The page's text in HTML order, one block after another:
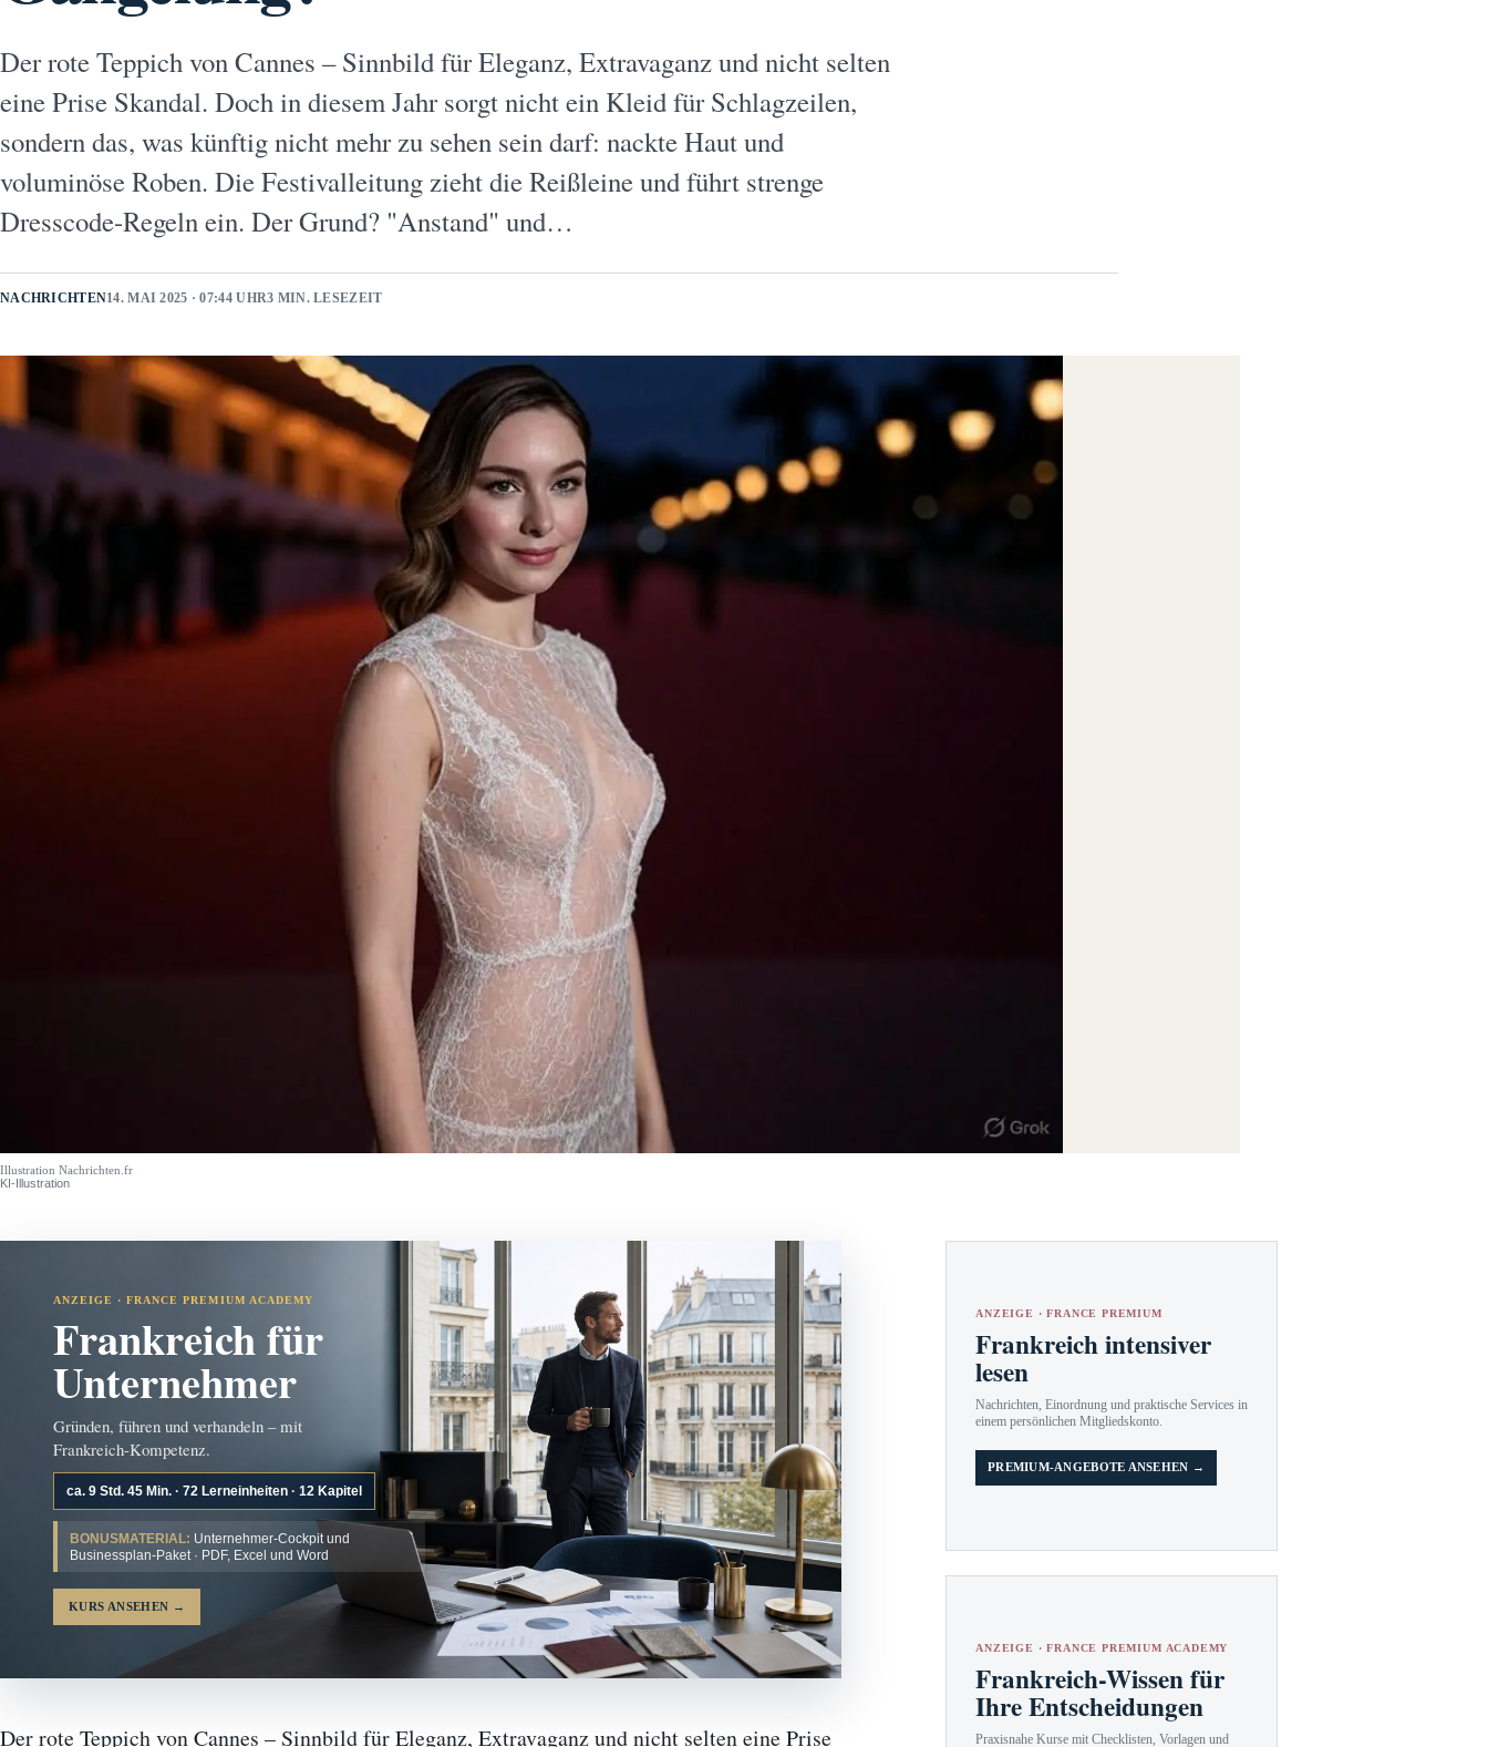
Der rote Teppich von Cannes – Sinnbild für Eleganz, Extravaganz und nicht selten
eine Prise Skandal. Doch in diesem Jahr sorgt nicht ein Kleid für Schlagzeilen,
sondern das, was künftig nicht mehr zu sehen sein darf: nackte Haut und
voluminöse Roben. Die Festivalleitung zieht die Reißleine und führt strenge
Dresscode-Regeln ein. Der Grund? "Anstand" und…
NACHRICHTEN14. MAI 2025 · 07:44 UHR3 MIN. LESEZEIT
Illustration Nachrichten.fr
KI-Illustration
ANZEIGE · FRANCE PREMIUM ACADEMY
Frankreich für
Unternehmer
Gründen, führen und verhandeln – mit
Frankreich-Kompetenz.
ca. 9 Std. 45 Min. · 72 Lerneinheiten · 12 Kapitel
BONUSMATERIAL: Unternehmer-Cockpit und
Businessplan-Paket · PDF, Excel und Word
KURS ANSEHEN →
Der rote Teppich von Cannes – Sinnbild für Eleganz, Extravaganz und nicht selten eine Prise
ANZEIGE · FRANCE PREMIUM
Frankreich intensiver
lesen
Nachrichten, Einordnung und praktische Services in
einem persönlichen Mitgliedskonto.
PREMIUM-ANGEBOTE ANSEHEN →
ANZEIGE · FRANCE PREMIUM ACADEMY
Frankreich-Wissen für
Ihre Entscheidungen
Praxisnahe Kurse mit Checklisten, Vorlagen und